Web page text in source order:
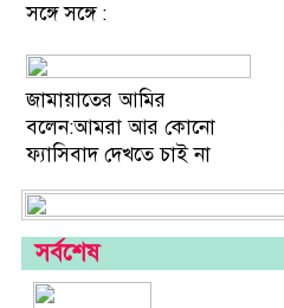
সঙ্গে সঙ্গে :
জামায়াতের আমির
বলেন:আমরা আর কোনো
ফ্যাসিবাদ দেখতে চাই না
সর্বশেষ